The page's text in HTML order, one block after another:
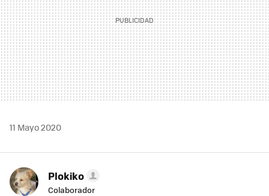
11 Mayo 2020
Plokiko
Colaborador